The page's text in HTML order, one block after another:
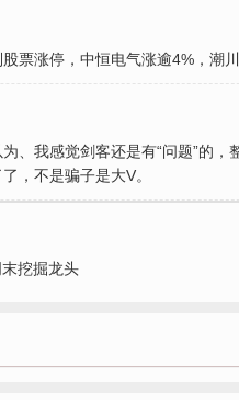
票涨停，中恒电气涨逾4%，潮
、我感觉剑客还是有“问题”的
，不是骗子是大V。
挖掘龙头